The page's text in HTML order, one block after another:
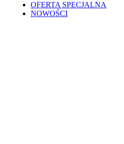
OFERTA SPECJALNA
NOWOŚCI